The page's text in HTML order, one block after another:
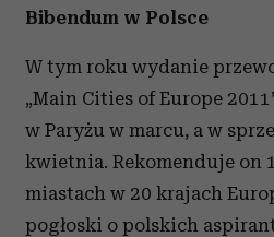
Bibendum w Polsce
W tym roku wydanie
„Main Cities of Europe
w Paryżu w marcu, a w
kwietnia. Rekomenduje on
miastach w 20 krajach
pogłoski o polskich